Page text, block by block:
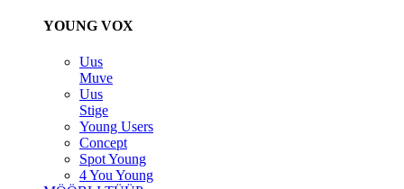
YOUNG VOX
Uus
Muve
Uus
Stige
Young Users
Concept
Spot Young
4 You Young